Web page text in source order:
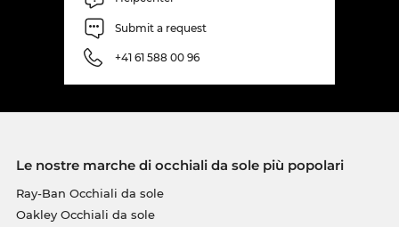
Submit a request
+41 61 588 00 96
Le nostre marche di occhiali da sole più popolari
Ray-Ban Occhiali da sole
Oakley Occhiali da sole